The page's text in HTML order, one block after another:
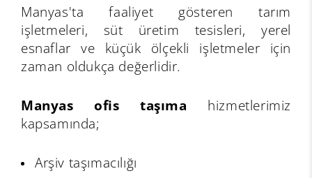
Manyas'ta faaliyet gösteren tarım
işletmeleri, süt üretim tesisleri, yerel
esnaflar ve küçük ölçekli işletmeler için
zaman oldukça değerlidir.
Manyas ofis taşıma hizmetlerimiz
kapsamında;
Arşiv taşımacılığı